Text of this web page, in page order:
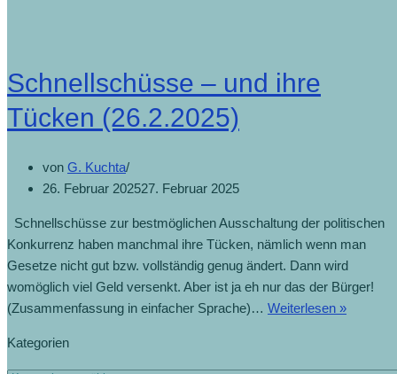
Schnellschüsse – und ihre
Tücken (26.2.2025)
von G. Kuchta
26. Februar 202527. Februar 2025
Schnellschüsse zur bestmöglichen Ausschaltung der politischen
Konkurrenz haben manchmal ihre Tücken, nämlich wenn man
Gesetze nicht gut bzw. vollständig genug ändert. Dann wird
womöglich viel Geld versenkt. Aber ist ja eh nur das der Bürger!
(Zusammenfassung in einfacher Sprache)… Weiterlesen »
Kategorien